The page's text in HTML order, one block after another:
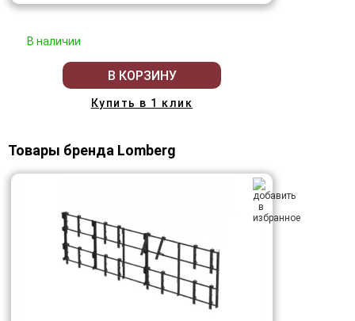
В наличии
В КОРЗИНУ
Купить в 1 клик
Товары бренда Lomberg